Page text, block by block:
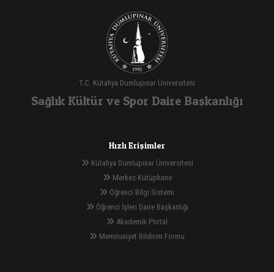
T.C. Kütahya Dumlupınar Üniversitesi
Sağlık Kültür ve Spor Daire Başkanlığı
Hızlı Erişimler
Kütahya Dumlupınar Üniversitesi
Merkez Kütüphane
Öğrenci Bilgi Sistemi
Öğrenci İşleri Daire Başkanlığı
Akademik Portal
Memnuniyet Bildirim Formu